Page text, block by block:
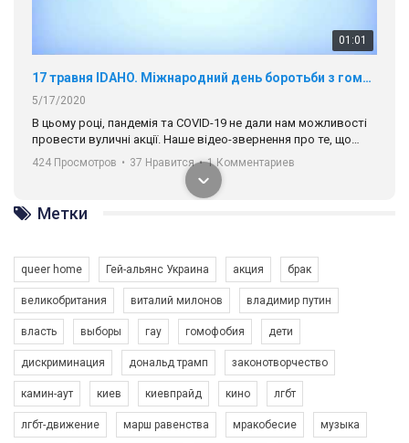
01:01
17 травня IDAHO. Міжнародний день боротьби з гомофобією трансфобією і біфобія.
5/17/2020
В цьому році, пандемія та COVІD-19 не дали нам можливості
провести вуличні акції. Наше відео-звернення про те, що
навіть коли ми у різних містах та не можемо зустрінеться, ми
разом. Ми закликаємо всіх хто поділяє цінності рівності та
солідарності, приєднатися до нас. Регіональні підрозділи
ГАУ є в 16 областях України.
Разом наш голос лунає гучніше!
424 Просмотров • 37 Нравится • 1 Комментариев
Зупинимо насильство проти ЛГБТ в Україні! Stop violence against LGBT in Ukraine!
Метки
queer home Гей-альянс Украина акция брак
великобритания виталий милонов владимир путин
власть выборы гау гомофобия дети
дискриминация дональд трамп законотворчество
камин-аут киев киевпрайд кино лгбт
лгбт-движение марш равенства мракобесие музыка